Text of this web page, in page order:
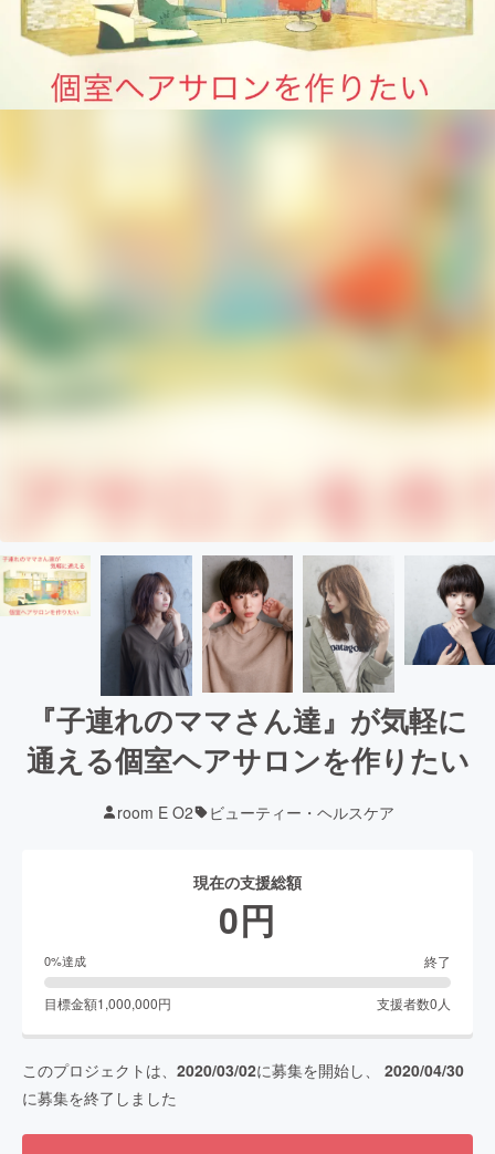
『子連れのママさん達』が気軽に
通える個室ヘアサロンを作りたい
room E O2 ビューティー・ヘルスケア
現在の支援総額
0円
0%達成 終了
目標金額1,000,000円 支援者数0 人
このプロジェクトは、 2020/03/02に募集を開始し、 2020/04/30
に募集を終了しました